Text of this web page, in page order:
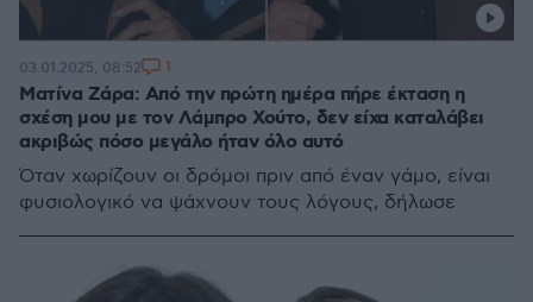
Ματίνα Ζάρα: Από την πρώτη ημέρα πήρε έκταση η
σχέση μου με τον Λάμπρο Χούτο, δεν είχα καταλάβει
ακριβώς πόσο μεγάλο ήταν όλο αυτό
Όταν χωρίζουν οι δρόμοι πριν από έναν γάμο, είναι
φυσιολογικό να ψάχνουν τους λόγους, δήλωσε
03.01.2025, 08:52 1